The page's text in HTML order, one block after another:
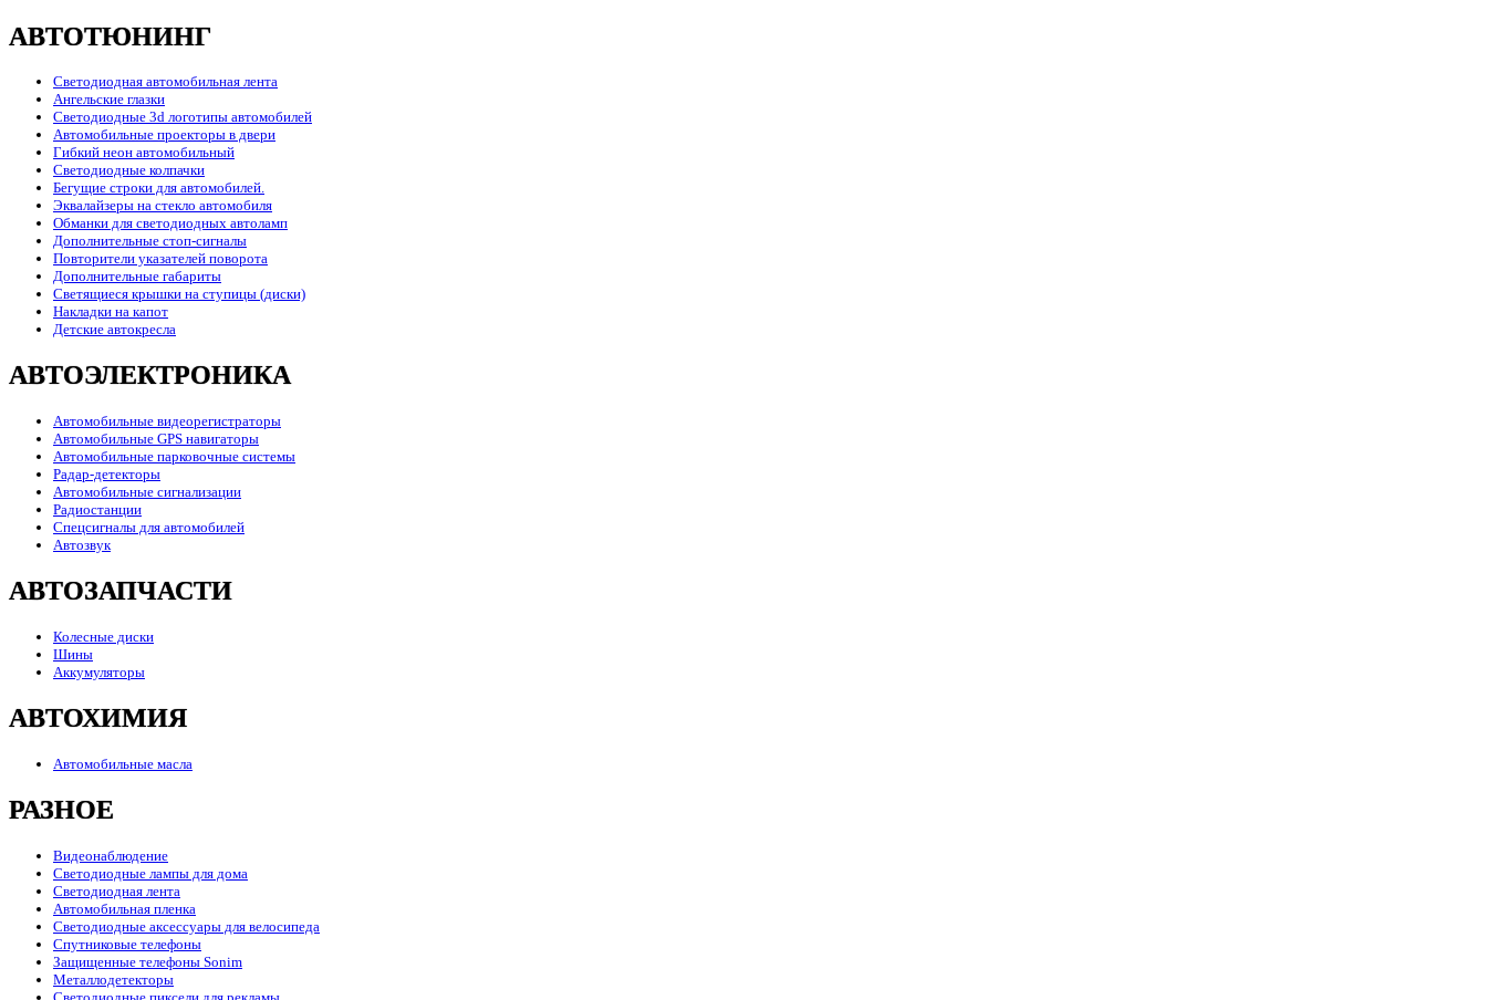
АВТОТЮНИНГ
Светодиодная автомобильная лента
Ангельские глазки
Светодиодные 3d логотипы автомобилей
Автомобильные проекторы в двери
Гибкий неон автомобильный
Светодиодные колпачки
Бегущие строки для автомобилей.
Эквалайзеры на стекло автомобиля
Обманки для светодиодных автоламп
Дополнительные стоп-сигналы
Повторители указателей поворота
Дополнительные габариты
Светящиеся крышки на ступицы (диски)
Накладки на капот
Детские автокресла
АВТОЭЛЕКТРОНИКА
Автомобильные видеорегистраторы
Автомобильные GPS навигаторы
Автомобильные парковочные системы
Радар-детекторы
Автомобильные сигнализации
Радиостанции
Спецсигналы для автомобилей
Автозвук
АВТОЗАПЧАСТИ
Колесные диски
Шины
Аккумуляторы
АВТОХИМИЯ
Автомобильные масла
РАЗНОЕ
Видеонаблюдение
Светодиодные лампы для дома
Светодиодная лента
Автомобильная пленка
Светодиодные аксессуары для велосипеда
Спутниковые телефоны
Защищенные телефоны Sonim
Металлодетекторы